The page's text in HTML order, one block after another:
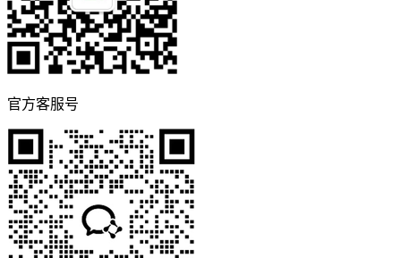
官方客服号